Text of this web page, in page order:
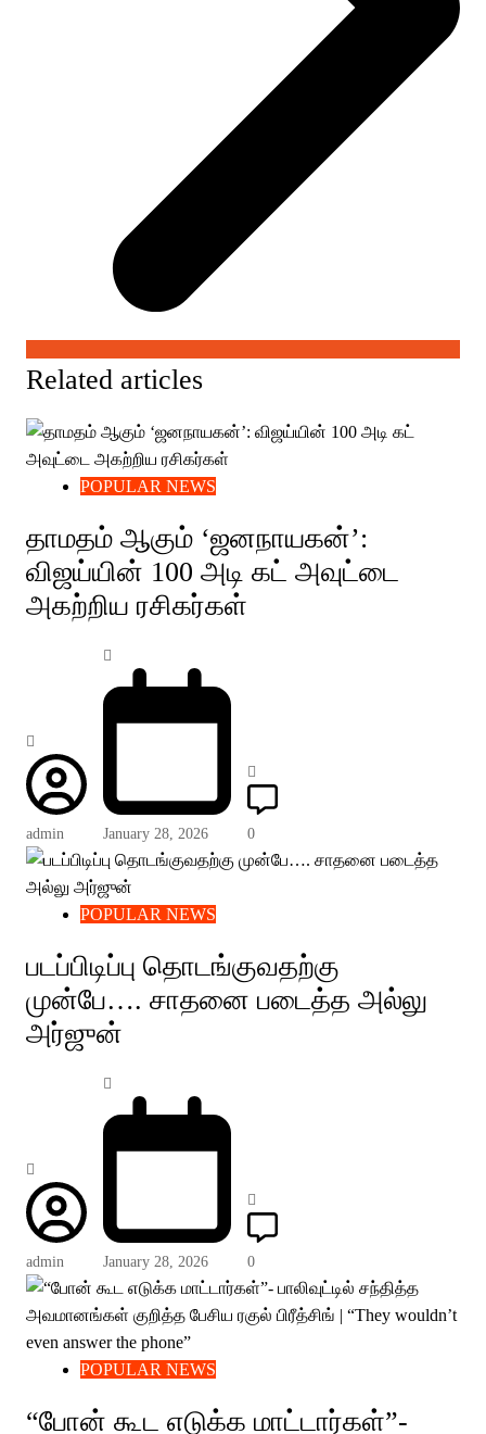
Related articles
POPULAR NEWS
தாமதம் ஆகும் ‘ஜனநாயகன்’:
விஜய்யின் 100 அடி கட் அவுட்டை
அகற்றிய ரசிகர்கள்
admin January 28, 2026 0
POPULAR NEWS
படப்பிடிப்பு தொடங்குவதற்கு
முன்பே…. சாதனை படைத்த அல்லு
அர்ஜுன்
admin January 28, 2026 0
POPULAR NEWS
“போன் கூட எடுக்க மாட்டார்கள்”-